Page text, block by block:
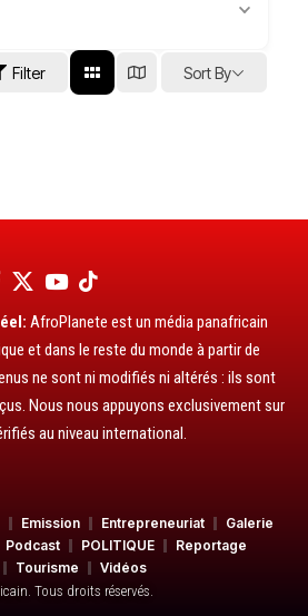
Filter Sort By
AfroPlanete est un média panafricain
et dans le reste du monde à partir de
ne sont ni modifiés ni altérés : ils sont
Nous nous appuyons exclusivement sur
au niveau international.
Emission Entrepreneuriat
Galerie
Podcast POLITIQUE
Reportage
Tourisme
Vidéos
Tous droits réservés.